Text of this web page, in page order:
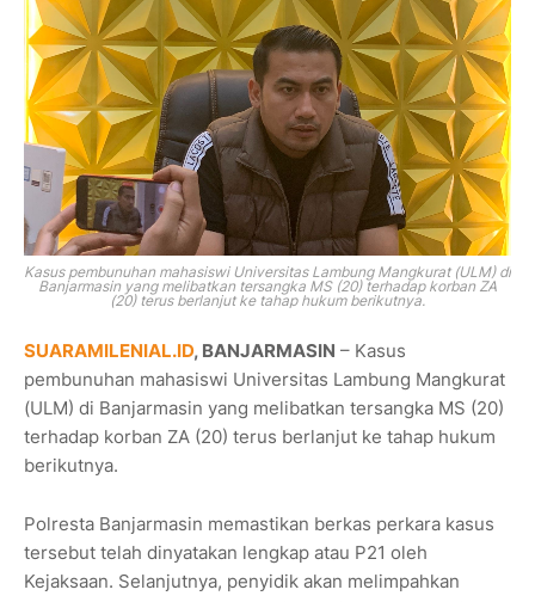
Kasus pembunuhan mahasiswi Universitas Lambung Mangkurat (ULM) di
Banjarmasin yang melibatkan tersangka MS (20) terhadap korban ZA
(20) terus berlanjut ke tahap hukum berikutnya.
SUARAMILENIAL.ID, BANJARMASIN – Kasus
pembunuhan mahasiswi Universitas Lambung Mangkurat
(ULM) di Banjarmasin yang melibatkan tersangka MS (20)
terhadap korban ZA (20) terus berlanjut ke tahap hukum
berikutnya.
Polresta Banjarmasin memastikan berkas perkara kasus
tersebut telah dinyatakan lengkap atau P21 oleh
Kejaksaan. Selanjutnya, penyidik akan melimpahkan